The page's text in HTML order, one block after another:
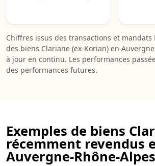
Chiffres issus des transactions et mandats
des biens Clariane (ex-Korian) en
à jour en continu. Les performances
des performances futures.
Exemples de biens
récemment revendus
Auvergne-Rhône-Alpes